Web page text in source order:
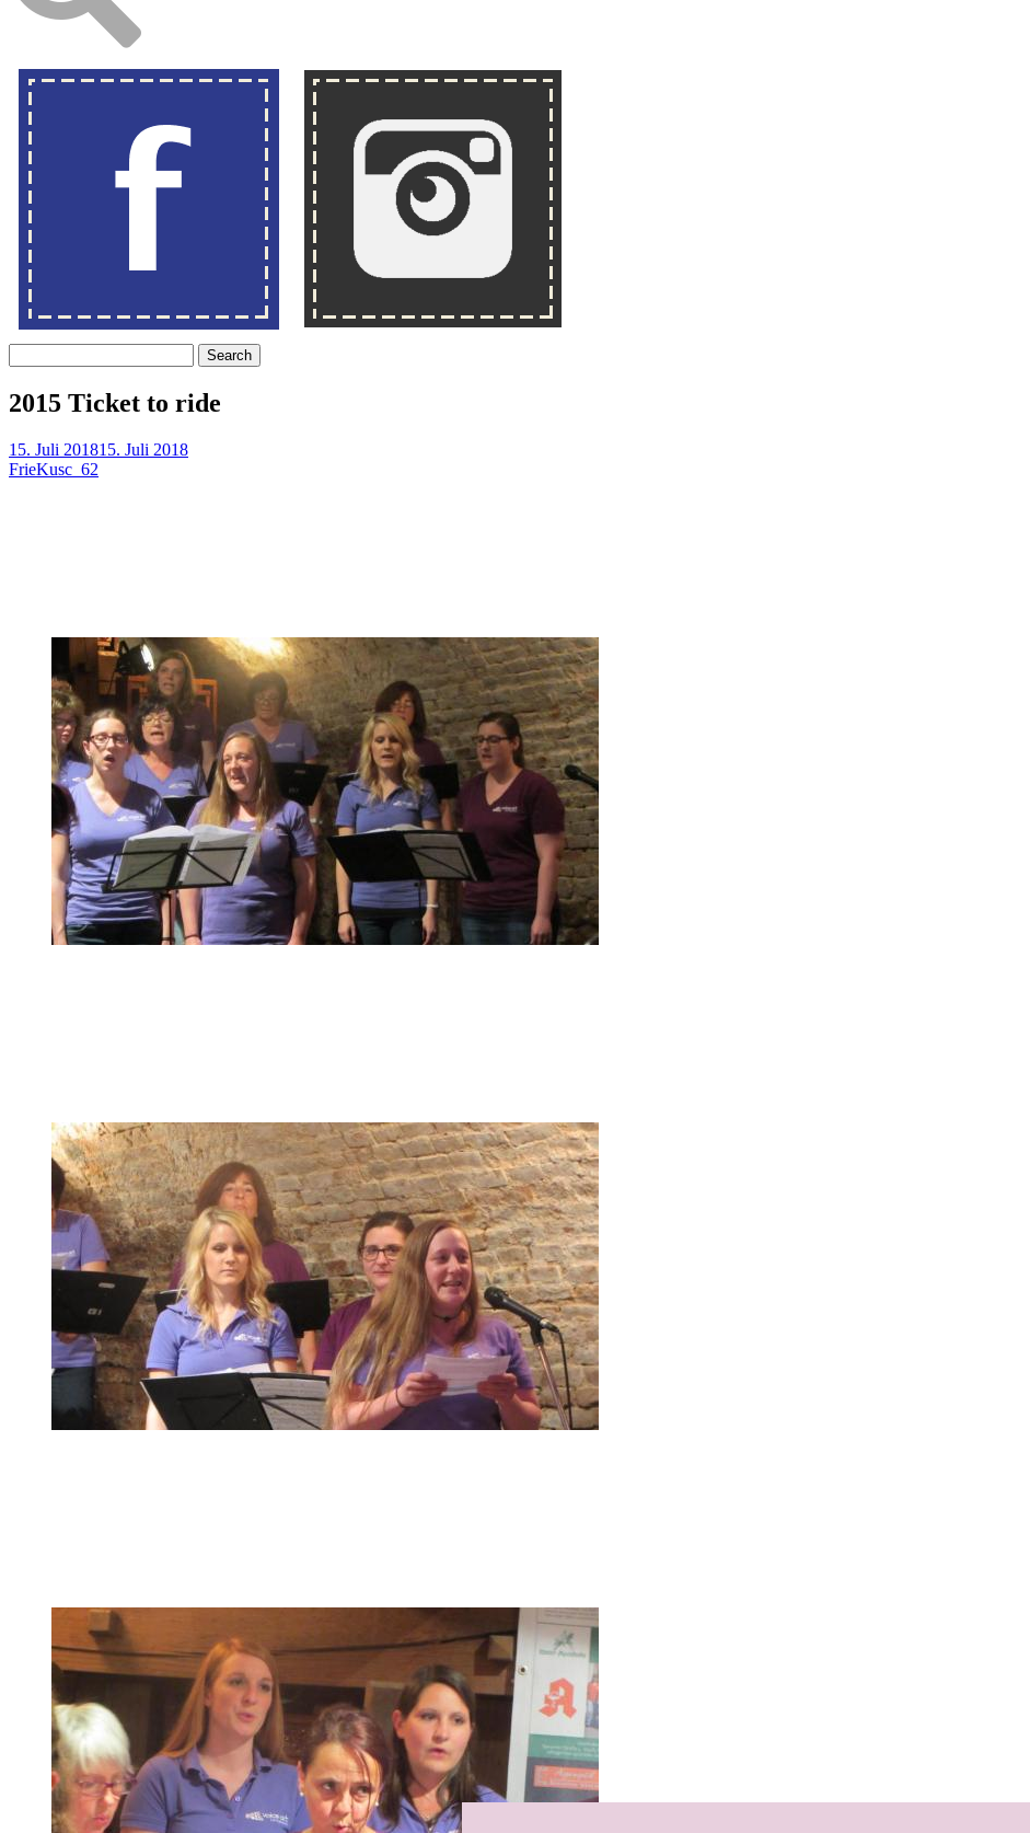
Search
2015 Ticket to ride
15. Juli 201815. Juli 2018
FrieKusc_62